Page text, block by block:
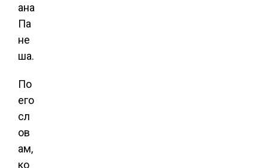
ана
Па
не
ша.
По
его
сл
ов
ам,
ко